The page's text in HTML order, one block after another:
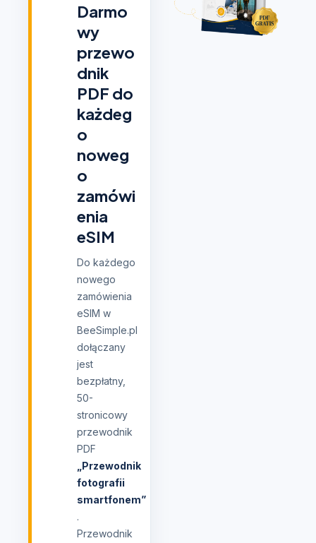
Darmo
wy
przewo
dnik
PDF do
każdeg
o
noweg
o
zamówi
enia
eSIM
Do każdego
nowego
zamówienia
eSIM w
BeeSimple.pl
dołączany
jest
bezpłatny,
50-
stronicowy
przewodnik
PDF
„Przewodnik
fotografii
smartfonem”
.
Przewodnik